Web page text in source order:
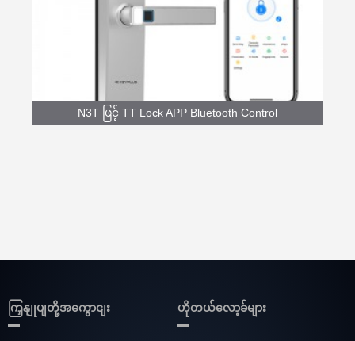
N3T ဖြင့် TT Lock APP Bluetooth Control
ကြှနျုပျတို့အကွောငျး ဟိုတယ်လော့ခ်များ